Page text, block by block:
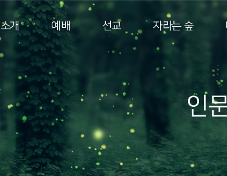
소개 예배 선교 자라는 숲
인